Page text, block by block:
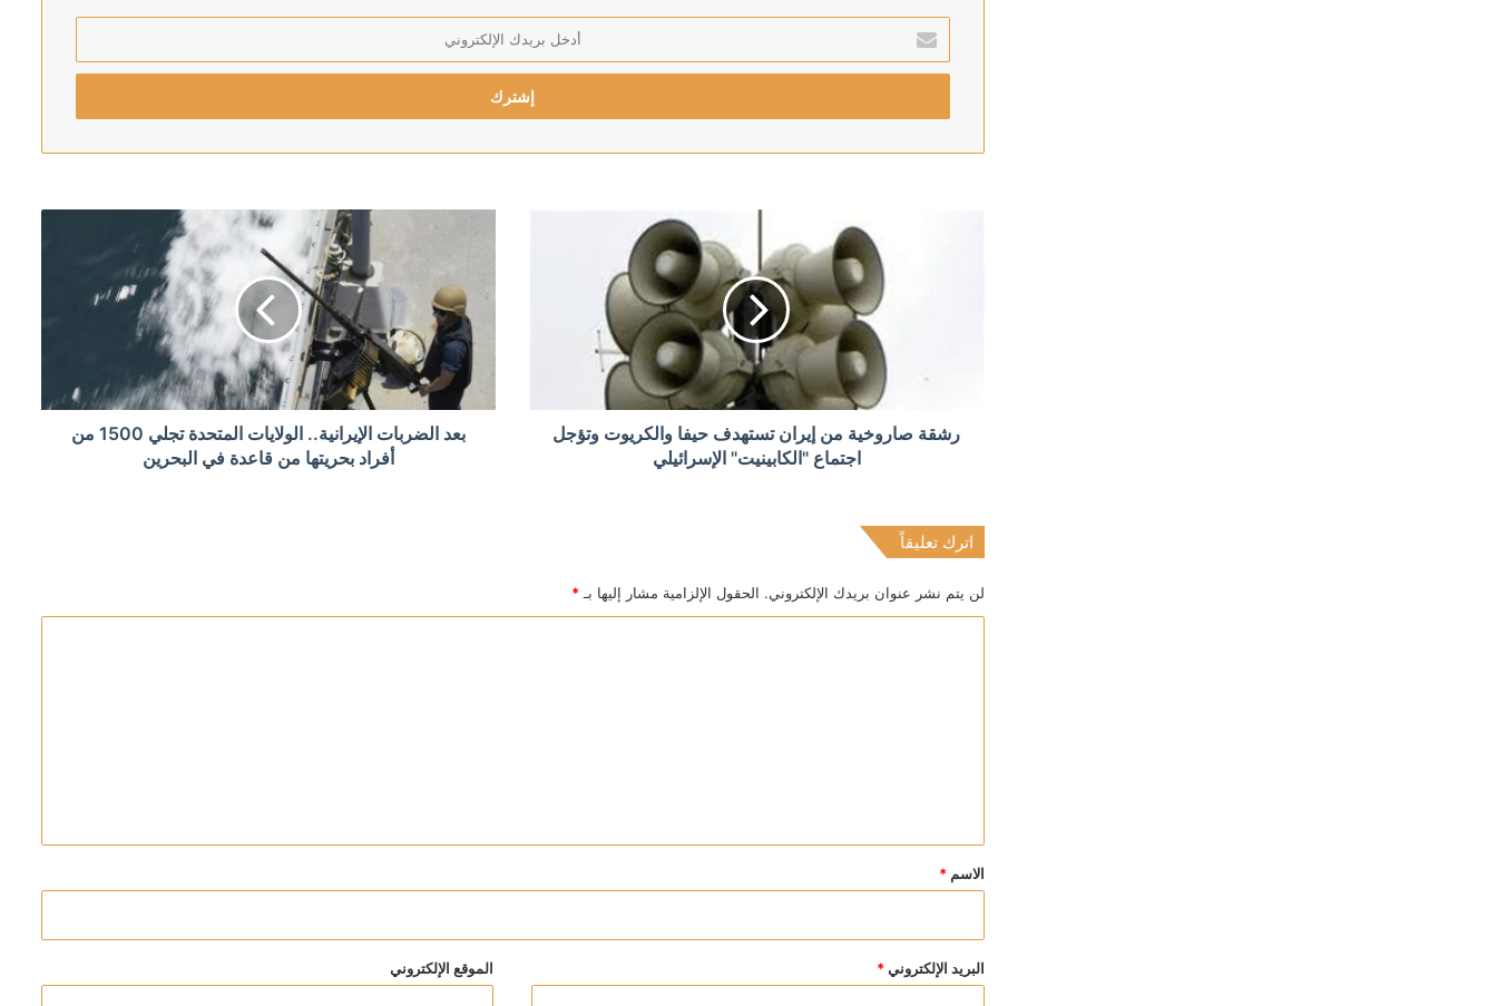
رئيس اركان الجيش الاسرائيلي يهدد بالتوغل أعمق في لبنان: لن ننسحب من الأراضي التي احتللناها في جميع الجبهات
أردوغان: إرسال تشريع يتعلق بحل حزب العمال الكردستاني إلى البرلمان خلال أيام
الدولار يتراجع بعد تثبيت المركزي الأميركي الفائدة
منذ 9 ساعات
بريدك
الإلكتروني
رشقة صاروخية من إيران تستهدف حيفا والكريوت وتؤجل
اجتماع "الكابينيت" الإسرائيلي
بعد الضربات الإيرانية.. الولايات المتحدة تجلي 1500 من
أفراد بحريتها من قاعدة في البحرين
اترك تعليقاً
لن يتم نشر عنوان بريدك الإلكتروني. الحقول الإلزامية مشار إليها بـ *
*
الاسم *
البريد الإلكتروني * الموقع الإلكتروني